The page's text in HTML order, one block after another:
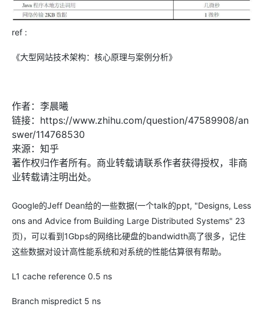
ref :
《大型网站技术架构：核心原理与案例分析》
作者：李晨曦
链接：https://www.zhihu.com/question/47589908/an
swer/114768530
来源：知乎
著作权归作者所有。商业转载请联系作者获得授权，非商
业转载请注明出处。
Google的Jeff Dean给的一些数据(一个talk的ppt, "Designs, Less
ons and Advice from Building Large Distributed Systems" 23
页)，可以看到1Gbps的网络比硬盘的bandwidth高了很多，记住
这些数据对设计高性能系统和对系统的性能估算很有帮助。
L1 cache reference 0.5 ns
Branch mispredict 5 ns